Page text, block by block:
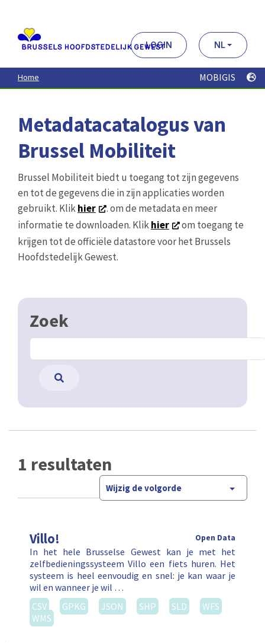
contenu
principal
LOGIN NL
Home MOBIGIS
Metadatacatalogus van
Brussel Mobiliteit
Brussel Mobiliteit biedt u toegang tot zijn gegevens
en tot de gegevens die in zijn applicaties worden
gebruikt. Klikhier
. om de metadata en meer
informatie te downloaden. Klikhier
om toegang te
krijgen tot de officiële datastore voor het Brussels
Hoofdstedelijk Gewest.
Zoek
1 resultaten
Wijzig de volgorde
Villo! Open Data
In het hele Brusselse Gewest kan je met het
zelfbedieningssysteem Villo een fiets huren. Het
systeem is heel eenvoudig en snel: je kan waar je
wil en wanneer je wil …
CSV
GPKG JSON SHP SLD
WFS
WMS